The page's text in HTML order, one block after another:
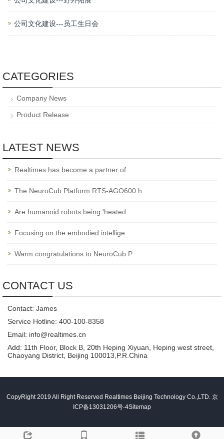
公司文化建设---员工生日会
CATEGORIES
Company News
Product Release
LATEST NEWS
Realtimes has become a partner of
The NeuroCub Platform RTS-AGO600 h
Are humanoid robots being 'heated
Focusing on the embodied intellige
Warm congratulations to NeuroCub P
CONTACT US
Contact: James
Service Hotline: 400-100-8358
Email: info@realtimes.cn
Add: 11th Floor, Block B, 20th Heping Xiyuan, Heping west street,
Chaoyang District, Beijing 100013,P.R.China
CopyRight 2019 All Right Reserved Realtimes Beijing Technology Co.,LTD. 京
ICP备13031206号-4Sitemap